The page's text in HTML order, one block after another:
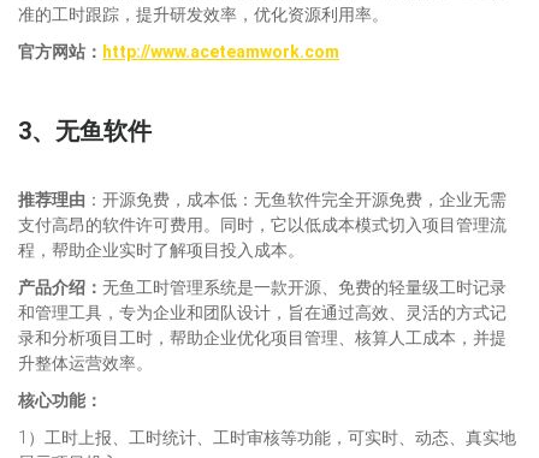
准的工时跟踪，提升研发效率，优化资源利用率。
官方网站： http://www.aceteamwork.com
3、 无鱼软件
推荐理由 ：开源免费，成本低：无鱼软件完全开源免费，企业无需
支付高昂的软件许可费用。同时，它以低成本模式切入项目管理流
程，帮助企业实时了解项目投入成本。
产品介绍： 无鱼工时管理系统是一款开源、免费的轻量级工时记录
和管理工具，专为企业和团队设计，旨在通过高效、灵活的方式记
录和分析项目工时，帮助企业优化项目管理、核算人工成本，并提
升整体运营效率。
核心功能：
1）工时上报、工时统计、工时审核等功能，可实时、动态、真实地